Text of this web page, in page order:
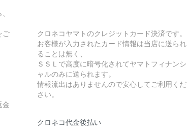
ご
金
クロネコヤマトのクレジットカード決済です。
お客様が入力されたカード情報は当店に送られ
ることは無く、
ＳＳＬで高度に暗号化されてヤマトフィナンシ
ャルのみに送られます。
情報流出はありませんので安心してご利用くだ
さい。
クロネコ代金後払い